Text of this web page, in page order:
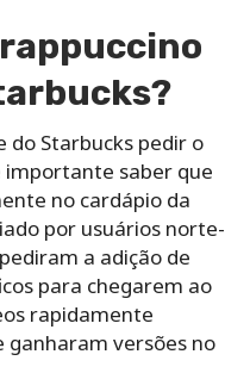
do Starbucks pedir o
importante saber que
no cardápio da
por usuários norte-
a adição de
para chegarem ao
rapidamente
versões no